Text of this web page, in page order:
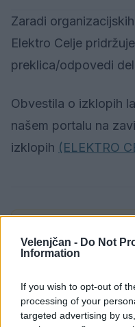
Velenjčan - Do Not
Information
If you wish to opt-out of
processing of your
targeted advertising by
Zaradi
Elektro Celje
preklica/odpovedi
Obvestila o izklopih
našem portalu na
izklopih (ELEKTRO
posameznik kazensko
sovraštva, nasilja ali
bodo odstranjeni.